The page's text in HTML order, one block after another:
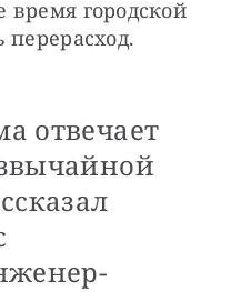
городской
перерасход.
отвечает